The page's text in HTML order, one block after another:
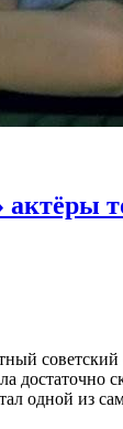
достаточно
одной из